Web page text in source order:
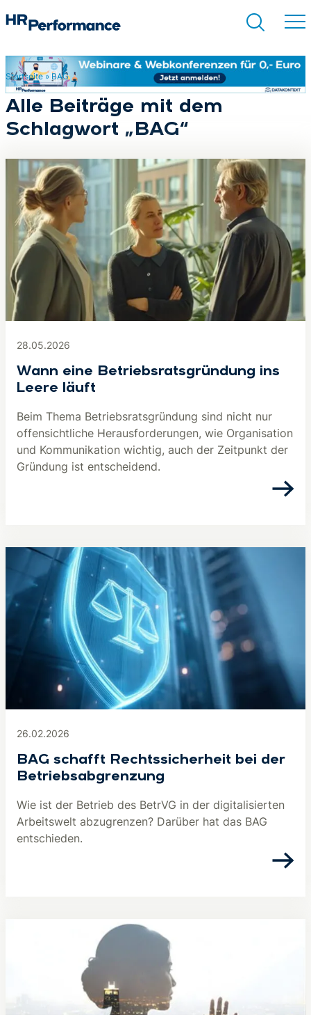
Suchen
Startseite» BAG
Alle Beiträge mit dem
Schlagwort „BAG“
28.05.2026
Wann eine Betriebsratsgründung ins
Leere läuft
Beim Thema Betriebsratsgründung sind nicht nur
offensichtliche Herausforderungen, wie Organisation
und Kommunikation wichtig, auch der Zeitpunkt der
Gründung ist entscheidend.
26.02.2026
BAG schafft Rechtssicherheit bei der
Betriebsabgrenzung
Wie ist der Betrieb des BetrVG in der digitalisierten
Arbeitswelt abzugrenzen? Darüber hat das BAG
entschieden.